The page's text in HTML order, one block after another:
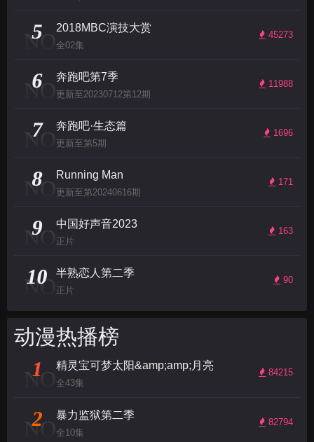
NO
5 45273
2018MBC演技大赏
全02集
NO
6 11988
奔跑吧第7季
更新至20230712第12期
NO
7 1696
奔跑吧·生态篇
更新至第5期
NO
8 171
Running Man
更新至第20240616期
NO
9 163
中国好声音2023
正片
NO
10 90
半熟恋人第二季
正片
动漫热播榜
NO
1 84215
精灵宝可梦太阳&amp;amp;月亮
全43集
NO
2 82794
暴力监狱第二季
全10集